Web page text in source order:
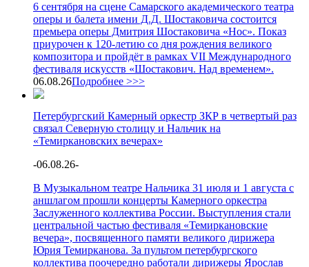
6 сентября на сцене Самарского академического театра
оперы и балета имени Д.Д. Шостаковича состоится
премьера оперы Дмитрия Шостаковича «Нос». Показ
приурочен к 120-летию со дня рождения великого
композитора и пройдёт в рамках VII Международного
фестиваля искусств «Шостакович. Над временем».
06.08.26Подробнее >>>
Петербургский Камерный оркестр ЗКР в четвертый раз
связал Северную столицу и Нальчик на
«Темиркановских вечерах»
-06.08.26-
В Музыкальном театре Нальчика 31 июля и 1 августа с
аншлагом прошли концерты Камерного оркестра
Заслуженного коллектива России. Выступления стали
центральной частью фестиваля «Темиркановские
вечера», посвященного памяти великого дирижера
Юрия Темирканова. За пультом петербургского
коллектива поочередно работали дирижеры Ярослав